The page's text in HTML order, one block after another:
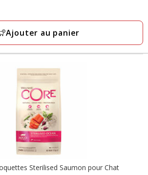
Ajouter au panier
Sterilised Saumon pour Chat